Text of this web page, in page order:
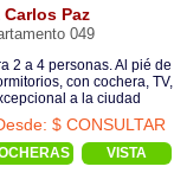
Carlos Paz
049
2 a 4 personas. Al pié de
con cochera, TV,
a la ciudad
$ CONSULTAR
VISTA